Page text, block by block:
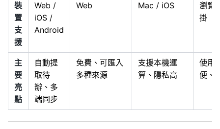
裝
置
支
援
Web /
iOS /
Android
Web Mac / iOS
瀏覽
掛
主
要
亮
點
自動提
取待
辦、多
端同步
免費、可匯入
多種來源
支援本機運
算、隱私高
使用
便、